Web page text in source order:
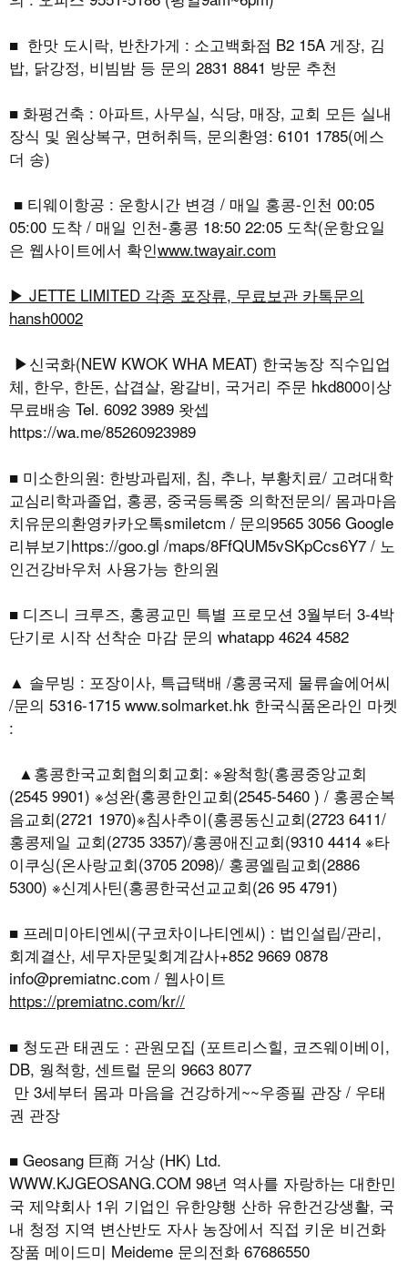
■ 한맛 도시락, 반찬가게 : 소고백화점 B2 15A 게장, 김
밥, 닭강정, 비빔밤 등 문의 2831 8841 방문 추천
■ 화평건축 : 아파트, 사무실, 식당, 매장, 교회 모든 실내
장식 및 원상복구, 면허취득, 문의환영: 6101 1785(에스
더 송)
■ 티웨이항공 : 운항시간 변경 / 매일 홍콩-인천 00:05
05:00 도착 / 매일 인천-홍콩 18:50 22:05 도착(운항요일
은 웹사이트에서 확인www.twayair.com
▶ JETTE LIMITED 각종 포장류, 무료보관 카톡문의
hansh0002
▶신국화(NEW KWOK WHA MEAT) 한국농장 직수입업
체, 한우, 한돈, 삽겹살, 왕갈비, 국거리 주문 hkd800이상
무료배송 Tel. 6092 3989 왓셉
https://wa.me/85260923989
■ 미소한의원: 한방과립제, 침, 추나, 부황치료/ 고려대학
교심리학과졸업, 홍콩, 중국등록중 의학전문의/ 몸과마음
치유문의환영카카오톡smiletcm / 문의9565 3056 Google
리뷰보기https://goo.gl /maps/8FfQUM5vSKpCcs6Y7 / 노
인건강바우처 사용가능 한의원
■ 디즈니 크루즈, 홍콩교민 특별 프로모션 3월부터 3-4박
단기로 시작 선착순 마감 문의 whatapp 4624 4582
▲ 솔무빙 : 포장이사, 특급택배 /홍콩국제 물류솔에어씨
/문의 5316-1715 www.solmarket.hk 한국식품온라인 마켓
:
▲홍콩한국교회협의회교회: ※왕척항(홍콩중앙교회
(2545 9901) ※성완(홍콩한인교회(2545-5460 ) / 홍콩순복
음교회(2721 1970)※침사추이(홍콩동신교회(2723 6411/
홍콩제일 교회(2735 3357)/홍콩애진교회(9310 4414 ※타
이쿠싱(온사랑교회(3705 2098)/ 홍콩엘림교회(2886
5300) ※신계사틴(홍콩한국선교교회(26 95 4791)
■ 프레미아티엔씨(구코차이나티엔씨) : 법인설립/관리,
회계결산, 세무자문및회계감사+852 9669 0878
info@premiatnc.com / 웹사이트
https://premiatnc.com/kr//
■ 청도관 태권도 : 관원모집 (포트리스힐, 코즈웨이베이,
DB, 웡척항, 센트럴 문의 9663 8077
만 3세부터 몸과 마음을 건강하게~~우종필 관장 / 우태
권 관장
■ Geosang 巨商 거상 (HK) Ltd.
WWW.KJGEOSANG.COM 98년 역사를 자랑하는 대한민
국 제약회사 1위 기업인 유한양행 산하 유한건강생활, 국
내 청정 지역 변산반도 자사 농장에서 직접 키운 비건화
장품 메이드미 Meideme 문의전화 67686550